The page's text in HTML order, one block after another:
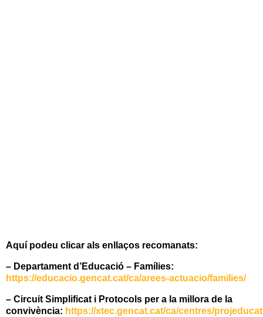
Aquí podeu clicar als enllaços recomanats:
– Departament d’Educació – Famílies:
https://educacio.gencat.cat/ca/arees-actuacio/families/
– Circuit Simplificat i Protocols per a la millora de la
convivència: https://xtec.gencat.cat/ca/centres/